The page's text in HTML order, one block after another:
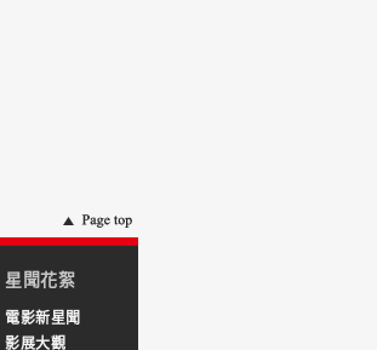
星聞花絮
電影新星聞
影展大觀